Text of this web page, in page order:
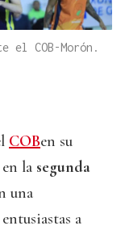
el COB-Morón.
COBen su
la segunda
una
a